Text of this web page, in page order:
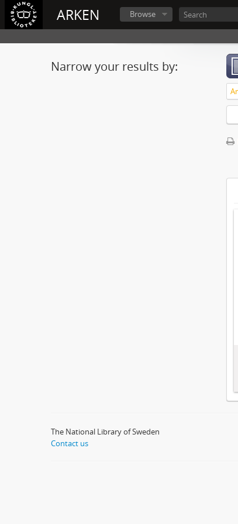
ARKEN Browse
Narrow your results by:
The National Library of Sweden
Contact us